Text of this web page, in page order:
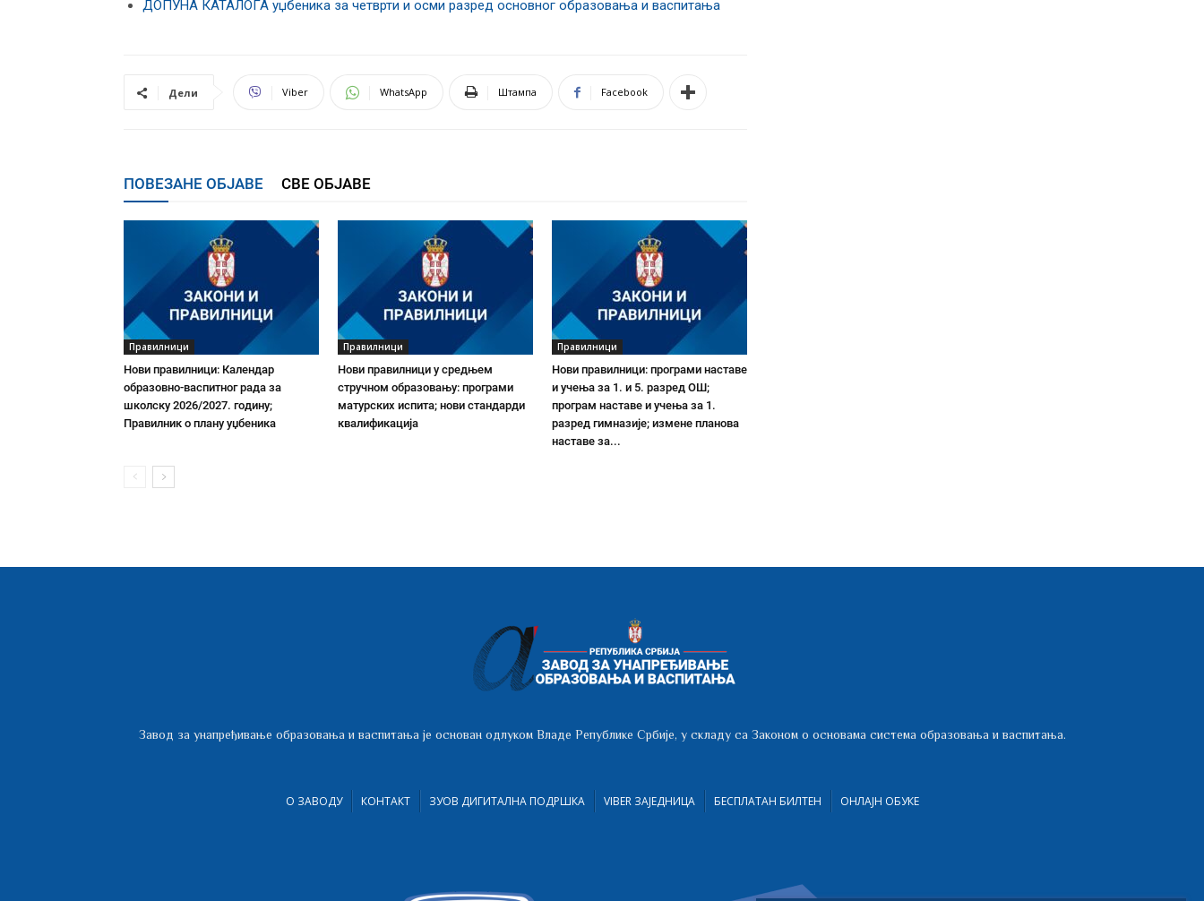
ДОПУНА КАТАЛОГА уџбеника за четврти и осми разред основног образовања и васпитања
Дели Viber WhatsApp Штампа Facebook
ПОВЕЗАНЕ ОБЈАВЕ СВЕ ОБЈАВЕ
Правилници
Нови правилници: Календар
образовно-васпитног рада за
школску 2026/2027. годину;
Правилник о плану уџбеника
Правилници
Нови правилници у средњем
стручном образовању: програми
матурских испита; нови стандарди
квалификација
Правилници
Нови правилници: програми наставе
и учења за 1. и 5. разред ОШ;
програм наставе и учења за 1.
разред гимназије; измене планова
наставе за...
Завод за унапређивање образовања и васпитања је основан одлуком Владе Републике Србије, у складу са Законом о основама система образовања и васпитања.
О ЗАВОДУ КОНТАКТ ЗУОВ ДИГИТАЛНА ПОДРШКА VIBER ЗАЈЕДНИЦА БЕСПЛАТАН БИЛТЕН ОНЛАЈН ОБУКЕ